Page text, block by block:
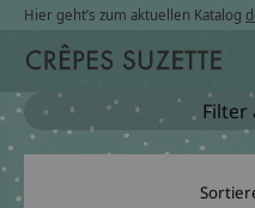
Hier geht’s zum aktuellen Katalog
Filter